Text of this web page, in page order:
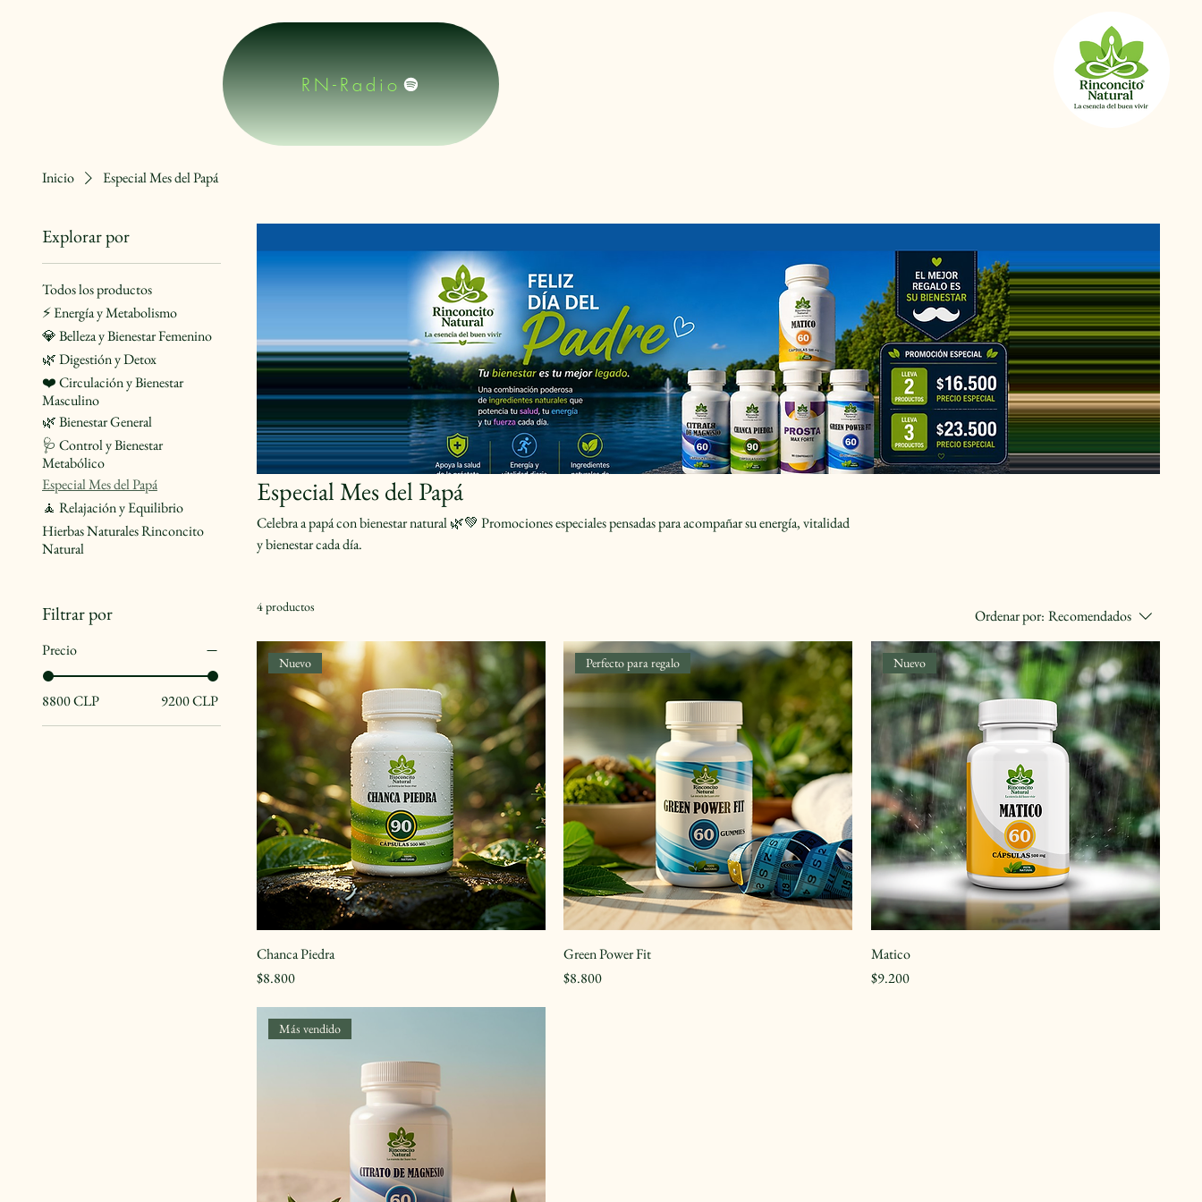
RN-Radio
Inicio Especial Mes del Papá
Explorar por
Todos los productos
⚡ Energía y Metabolismo
💎 Belleza y Bienestar Femenino
🌿 Digestión y Detox
❤️ Circulación y Bienestar
Masculino
🌿 Bienestar General
🩺 Control y Bienestar
Metabólico
Especial Mes del Papá
🧘 Relajación y Equilibrio
Hierbas Naturales Rinconcito
Natural
Filtrar por
Precio
8800 CLP 9200 CLP
Especial Mes del Papá
Celebra a papá con bienestar natural 🌿💚 Promociones especiales pensadas para acompañar su energía, vitalidad
y bienestar cada día.
4 productos Ordenar por: Recomendados
Nuevo
Chanca Piedra
Precio
$8.800
Perfecto para regalo
Green Power Fit
Precio
$8.800
Nuevo
Matico
Precio
$9.200
Más vendido